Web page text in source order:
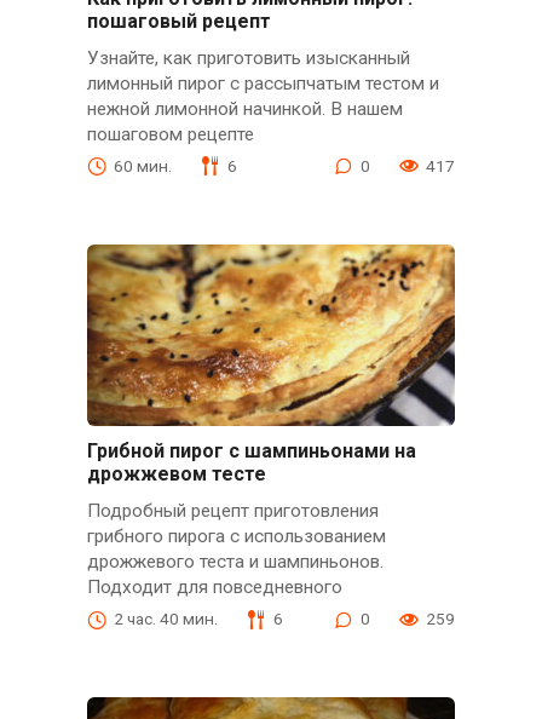
пошаговый рецепт
Узнайте, как приготовить изысканный
лимонный пирог с рассыпчатым тестом и
нежной лимонной начинкой. В нашем
пошаговом рецепте
60 мин. 6 0 417
Грибной пирог с шампиньонами на
дрожжевом тесте
Подробный рецепт приготовления
грибного пирога с использованием
дрожжевого теста и шампиньонов.
Подходит для повседневного
2 час. 40 мин. 6 0 259